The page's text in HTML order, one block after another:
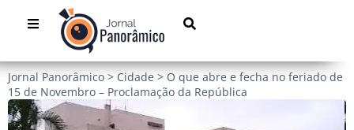
Jornal Panorâmico > Cidade > O que abre e fecha no feriado de
15 de Novembro – Proclamação da República